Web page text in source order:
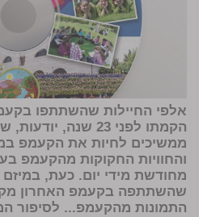
אלפי החיילות שהשתתפו
הקמתו לפני 23
ממשיכים לחיות את הקעמפ
והחוויות החקוקות מהקעמפ
מחודשת מידי יום. כעת, במיזם
שהשתתפה בקעמפ האחרון
התמונות מהקעמפ... לסיפור